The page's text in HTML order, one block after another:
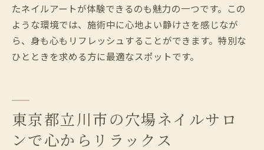
たネイルアートが体験できるのも魅力の一つです。この
ような環境では、施術中に心地よい静けさを感じなが
ら、身も心もリフレッシュすることができます。特別な
ひとときを求める方に最適なスポットです。
東京都立川市の穴場ネイルサロ
ンで心からリラックス